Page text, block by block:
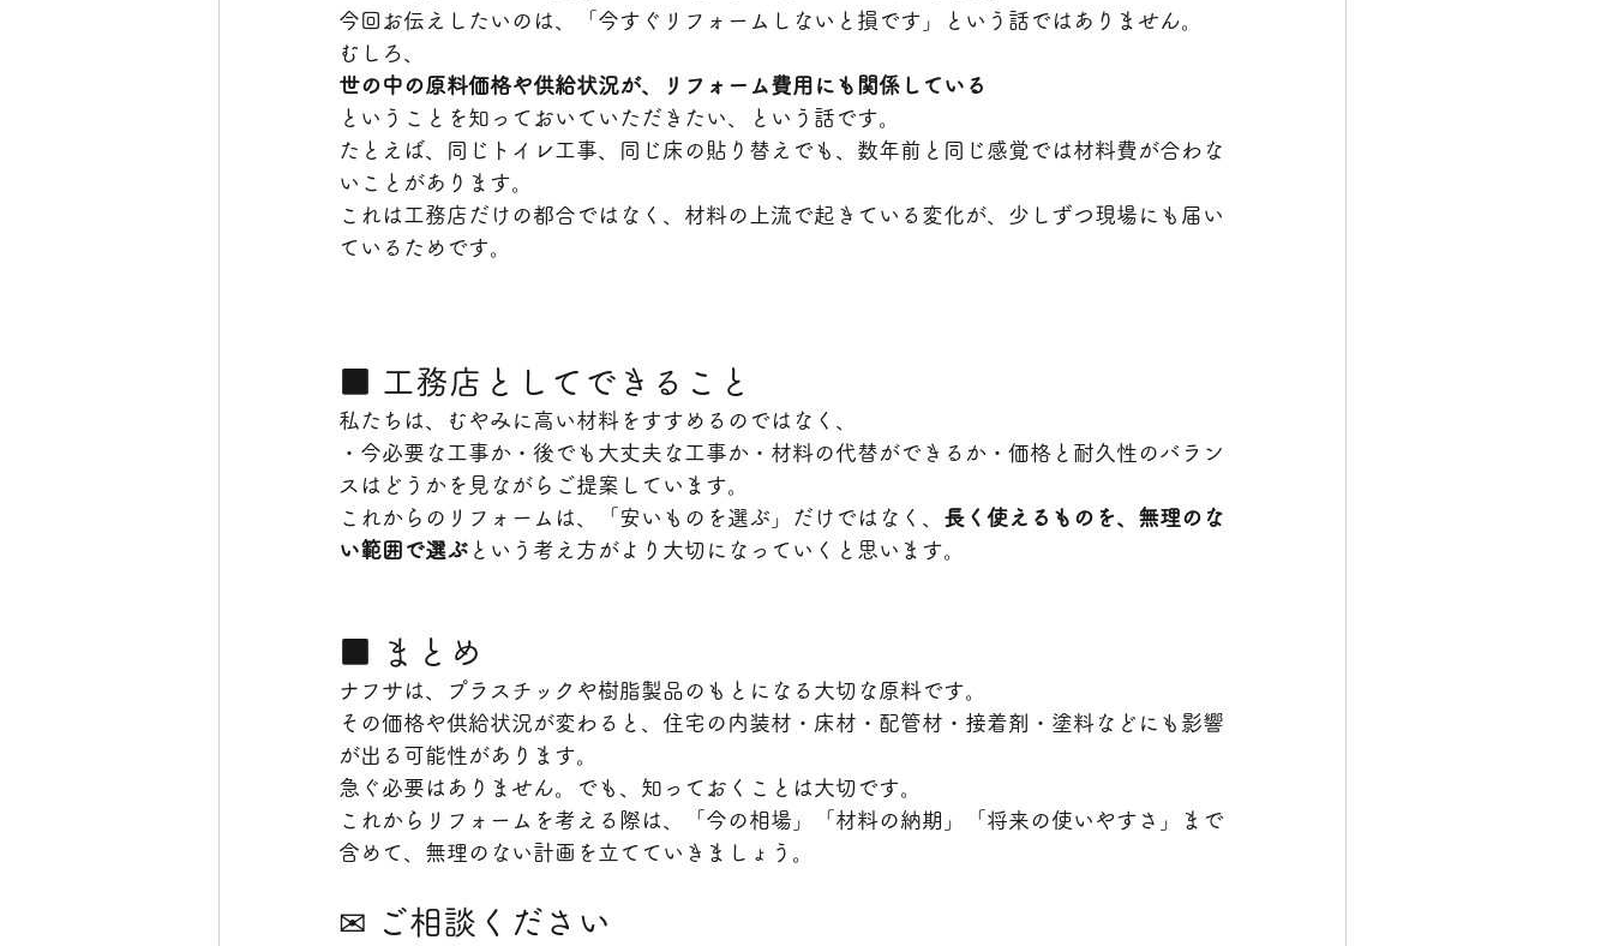
今回お伝えしたいのは、「今すぐリフォームしないと損です」という話ではありません。
むしろ、
世の中の原料価格や供給状況が、リフォーム費用にも関係している
ということを知っておいていただきたい、という話です。
たとえば、同じトイレ工事、同じ床の貼り替えでも、数年前と同じ感覚では材料費が合わな
いことがあります。
これは工務店だけの都合ではなく、材料の上流で起きている変化が、少しずつ現場にも届い
ているためです。
■ 工務店としてできること
私たちは、むやみに高い材料をすすめるのではなく、
・今必要な工事か・後でも大丈夫な工事か・材料の代替ができるか・価格と耐久性のバラン
スはどうかを見ながらご提案しています。
これからのリフォームは、「安いものを選ぶ」だけではなく、 長く使えるものを、無理のな
い範囲で選ぶ という考え方がより大切になっていくと思います。
■ まとめ
ナフサは、プラスチックや樹脂製品のもとになる大切な原料です。
その価格や供給状況が変わると、住宅の内装材・床材・配管材・接着剤・塗料などにも影響
が出る可能性があります。
急ぐ必要はありません。でも、知っておくことは大切です。
これからリフォームを考える際は、「今の相場」「材料の納期」「将来の使いやすさ」まで
含めて、無理のない計画を立てていきましょう。
✉ ご相談ください